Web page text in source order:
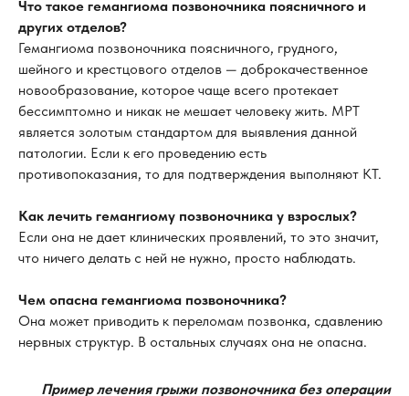
Что такое гемангиома позвоночника поясничного и
других отделов?
Гемангиома позвоночника поясничного, грудного,
шейного и крестцового отделов — доброкачественное
новообразование, которое чаще всего протекает
бессимптомно и никак не мешает человеку жить. МРТ
является золотым стандартом для выявления данной
патологии. Если к его проведению есть
противопоказания, то для подтверждения выполняют КТ.
Как лечить гемангиому позвоночника у взрослых?
Если она не дает клинических проявлений, то это значит,
что ничего делать с ней не нужно, просто наблюдать.
Чем опасна гемангиома позвоночника?
Она может приводить к переломам позвонка, сдавлению
нервных структур. В остальных случаях она не опасна.
Пример лечения грыжи позвоночника без операции